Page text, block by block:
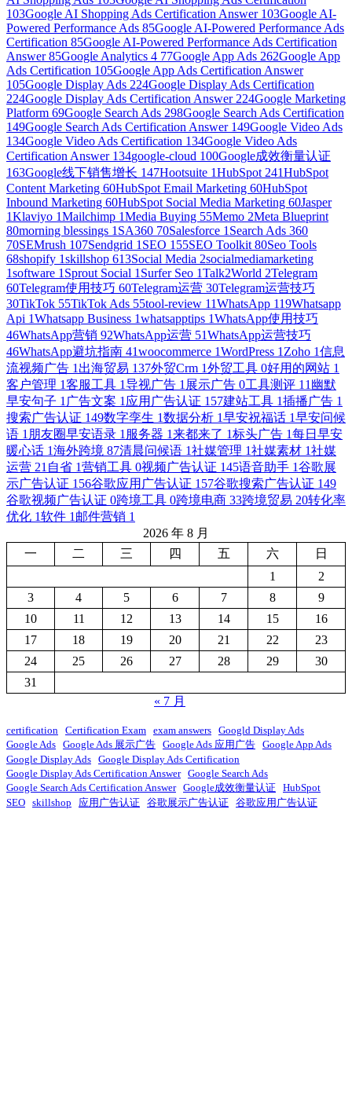
103Google AI Shopping Ads Certification Answer 103Google AI-
Powered Performance Ads 85Google AI-Powered Performance Ads
Certification 85Google AI-Powered Performance Ads Certification
Answer85Google Analytics 4 77Google App Ads 262Google App
Ads Certification 105Google App Ads Certification Answer
105Google Display Ads 224Google Display Ads Certification
224Google Display Ads Certification Answer 224Google Marketing
Platform 69Google Search Ads 298Google Search Ads Certification
149Google Search Ads Certification Answer 149Google Video Ads
134Google Video Ads Certification 134Google Video Ads
Certification Answer 134google-cloud 100Google成效衡量认证
163Google线下销售增长 147Hootsuite 1HubSpot 241HubSpot
Content Marketing 60HubSpot Email Marketing 60HubSpot
Inbound Marketing 60HubSpot Social Media Marketing 60Jasper
1Klaviyo 1Mailchimp 1Media Buying 55Memo 2Meta Blueprint
80morning blessings 1 SA360 70Salesforce 1 Search Ads 360
70SEMrush 107Sendgrid 1 SEO 155SEO Toolkit 80Seo Tools
68shopify 1skillshop 613Social Media 2socialmediamarketing
1software 1 Sprout Social 1 Surfer Seo 1Talk2World 2Telegram
60Telegram使用技巧 60Telegram运营 30Telegram运营技巧
30TikTok 55TikTok Ads 55tool-review 11WhatsApp 119Whatsapp
Api 1Whatsapp Business 1whatsapptips 1WhatsApp使用技巧
46WhatsApp营销 92WhatsApp运营 51WhatsApp运营技巧
46WhatsApp避坑指南 41woocommerce 1WordPress 1 Zoho 1信息
流视频广告 1 出海贸易 137外贸Crm 1外贸工具 0好用的网站 1
客户管理 1客服工具 1导视广告 1 展示广告 0工具测评 11 幽默
早安句子 1 广告文案 1 应用广告认证 157建站工具 1插播广告 1
搜索广告认证 149数字孪生 1数据分析 1早安祝福话 1早安问候
语 1 朋友圈早安语录 1 服务器 1来都来了 1标头广告 1每日早安
暖心话 1海外跨境 87清晨问候语 1社媒管理 1社媒素材 1社媒
运营 21 自省 1营销工具 0视频广告认证 145语音助手 1谷歌展
示广告认证 156谷歌应用广告认证 157谷歌搜索广告认证 149
谷歌视频广告认证 0跨境工具 0跨境电商 33跨境贸易 20转化率
优化 1软件 1 邮件营销 1
2026 年 8 月
一
二 三 四 五 六
日
1
2
3
4 5 6 7 8
9
10
11 12 13 14 15
16
17
18 19 20 21 22
23
24
25 26 27 28 29
30
31
« 7 月
certification Certification Exam exam answers Googld Display Ads
Google Ads Google Ads 展示广告 Google Ads 应用广告 Google App Ads
Google Display Ads Google Display Ads Certification
Google Display Ads Certification Answer Google Search Ads
Google Search Ads Certification Answer Google成效衡量认证 HubSpot
SEO skillshop 应用广告认证 谷歌展示广告认证 谷歌应用广告认证